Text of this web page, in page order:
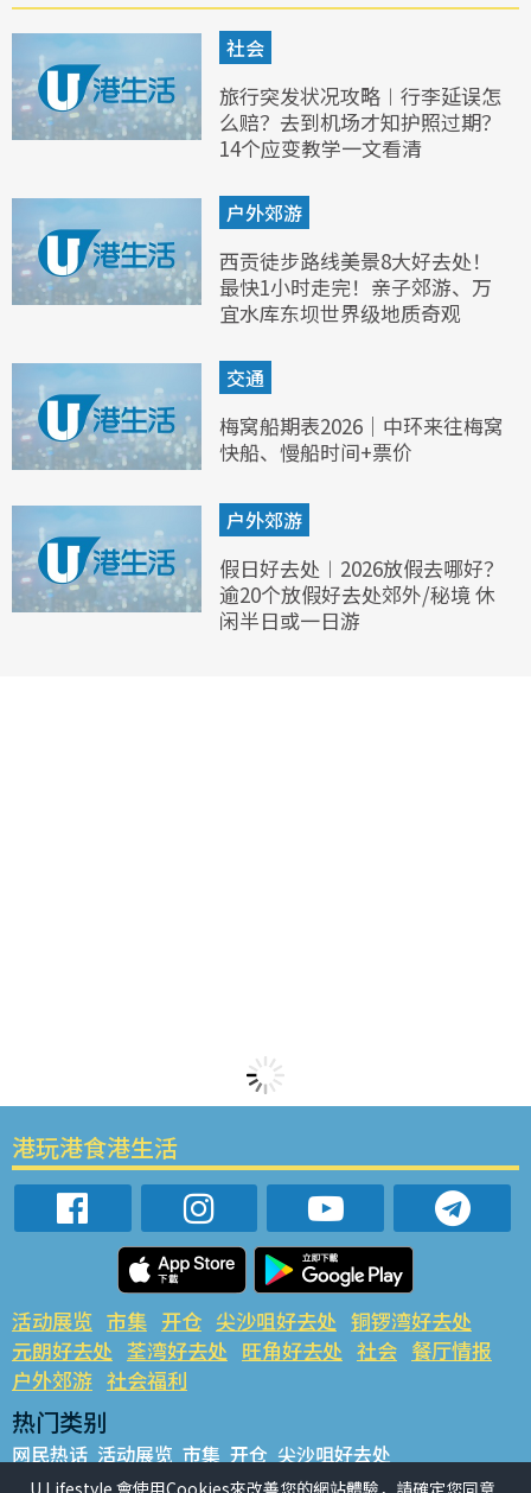
社会
旅行突发状况攻略︱行李延误怎
么赔？去到机场才知护照过期？
14个应变教学一文看清
户外郊游
西贡徒步路线美景8大好去处！
最快1小时走完！亲子郊游、万
宜水库东坝世界级地质奇观
交通
梅窝船期表2026｜中环来往梅窝
快船、慢船时间+票价
户外郊游
假日好去处︱2026放假去哪好？
逾20个放假好去处郊外/秘境 休
闲半日或一日游
港玩港食港生活
活动展览 市集 开仓 尖沙咀好去处 铜锣湾好去处
元朗好去处 荃湾好去处 旺角好去处 社会 餐厅情报
户外郊游 社会福利
热门类别
网民热话 活动展览 市集 开仓 尖沙咀好去处
铜锣湾好去处 元朗好去处 荃湾好去处 旺角好去处 社会
U Lifestyle 會使用Cookies來改善您的網站體驗，請確定您同意